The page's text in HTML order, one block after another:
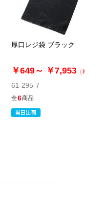
厚口レジ袋 ブラック
￥649～ ￥7,953 （税込）
61-295-7
全6商品